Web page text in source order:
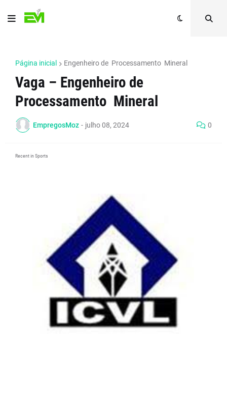
Página inicial Engenheiro de Processamento Mineral
Vaga – Engenheiro de
Processamento Mineral
EmpregosMoz - julho 08, 2024 0
Recent in Sports